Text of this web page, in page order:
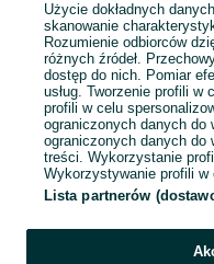
Użycie dokładnych
skanowanie
Rozumienie odbiorców
różnych źródeł.
dostęp do nich. Pomiar
usług. Tworzenie profili w
profili w celu
ograniczonych danych do
ograniczonych danych do
treści. Wykorzystanie
Wykorzystywanie profili w
Lista partnerów